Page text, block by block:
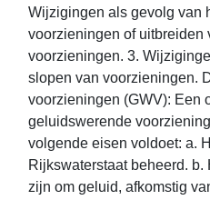
Wijzigingen als gevolg van
voorzieningen of uitbreiden
voorzieningen. 3.
slopen van voorzieningen.
voorzieningen (GWV): Een
geluidswerende
volgende eisen voldoet: a.
Rijkswaterstaat beheerd. b.
zijn om geluid, afkomstig